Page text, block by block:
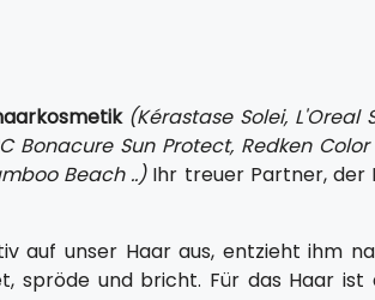
(Kérastase Solei, L'Oreal
Bonacure Sun Protect, Redken Color
Beach ..)Ihr treuer Partner, der
auf unser Haar aus, entzieht ihm
spröde und bricht. Für das Haar ist